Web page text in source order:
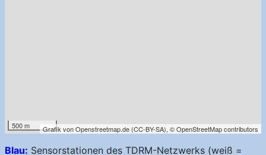
500 m Grafik vonOpenstreetmap.de (CC-BY-SA), © OpenStreetMap contributors
Blau: Sensorstationen des TDRM-Netzwerks (weiß =